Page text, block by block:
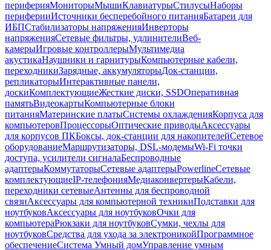
периферияМониторыМышиКлавиатурыСтилусыНаборы
периферииИсточники бесперебойного питанияБатареи для
ИБПСтабилизаторы напряженияИнверторы
напряженияСетевые фильтры, удлинителиВеб-
камерыИгровые контроллерыМультимедиа
акустикаНаушники и гарнитурыКомпьютерные кабели,
переходникиЗарядные, аккумуляторыДок-станции,
репликаторыИнтерактивные панели,
доскиКомплектующиеЖесткие диски, SSDОперативная
памятьВидеокартыКомпьютерные блоки
питанияМатеринские платыСистемы охлажденияКорпуса для
компьютеровПроцессорыОптические приводыАксессуары
для корпусов ПКБоксы, док-станции для накопителейСетевое
оборудованиеМаршрутизаторы, DSL-модемыWi-Fi точки
доступа, усилители сигналаБеспроводные
адаптерыКоммутаторыСетевые адаптерыPowerlineСетевые
комплектующиеIP-телефонияМедиаконвертерыКабели,
переходники сетевыеАнтенны для беспроводной
связиАксессуары для компьютерной техникиПодставки для
ноутбуковАксессуары для ноутбуковОчки для
компьютераРюкзаки для ноутбуковСумки, чехлы для
ноутбуковСредства для ухода за электроникойПрограммное
обеспечениеСистема Умный домУправление умным